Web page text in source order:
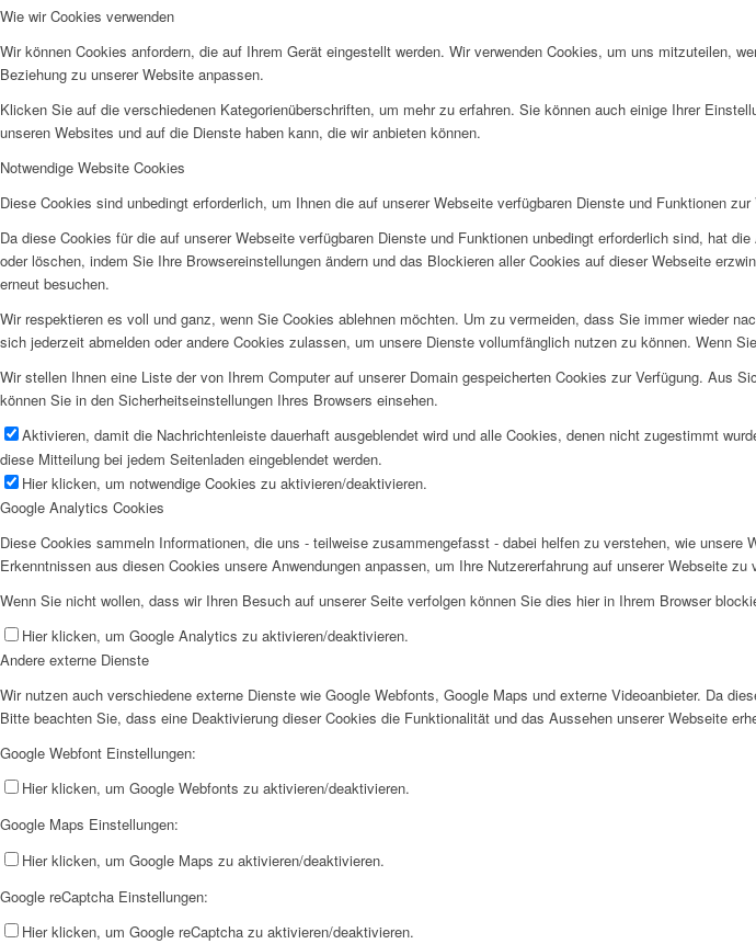
Wie wir Cookies verwenden
Wir können Cookies anfordern, die auf Ihrem Gerät eingestellt werden. Wir verwenden Cookies, um uns mitzuteilen,
Beziehung zu unserer Website anpassen.
Klicken Sie auf die verschiedenen Kategorienüberschriften, um mehr zu erfahren. Sie können auch einige Ihrer
unseren Websites und auf die Dienste haben kann, die wir anbieten können.
Notwendige Website Cookies
Diese Cookies sind unbedingt erforderlich, um Ihnen die auf unserer Webseite verfügbaren Dienste und Funktionen
Da diese Cookies für die auf unserer Webseite verfügbaren Dienste und Funktionen unbedingt erforderlich sind, hat
oder löschen, indem Sie Ihre Browsereinstellungen ändern und das Blockieren aller Cookies auf dieser Webseite
erneut besuchen.
Wir respektieren es voll und ganz, wenn Sie Cookies ablehnen möchten. Um zu vermeiden, dass Sie immer wieder
sich jederzeit abmelden oder andere Cookies zulassen, um unsere Dienste vollumfänglich nutzen zu können. Wenn
Wir stellen Ihnen eine Liste der von Ihrem Computer auf unserer Domain gespeicherten Cookies zur Verfügung. Aus
können Sie in den Sicherheitseinstellungen Ihres Browsers einsehen.
Aktivieren, damit die Nachrichtenleiste dauerhaft ausgeblendet wird und alle Cookies, denen nicht zugestimmt
diese Mitteilung bei jedem Seitenladen eingeblendet werden.
Hier klicken, um notwendige Cookies zu aktivieren/deaktivieren.
Google Analytics Cookies
Diese Cookies sammeln Informationen, die uns - teilweise zusammengefasst - dabei helfen zu verstehen, wie
Erkenntnissen aus diesen Cookies unsere Anwendungen anpassen, um Ihre Nutzererfahrung auf unserer Webseite zu
Wenn Sie nicht wollen, dass wir Ihren Besuch auf unserer Seite verfolgen können Sie dies hier in Ihrem Browser
Hier klicken, um Google Analytics zu aktivieren/deaktivieren.
Andere externe Dienste
Wir nutzen auch verschiedene externe Dienste wie Google Webfonts, Google Maps und externe Videoanbieter. Da
Bitte beachten Sie, dass eine Deaktivierung dieser Cookies die Funktionalität und das Aussehen unserer Webseite
Google Webfont Einstellungen:
Hier klicken, um Google Webfonts zu aktivieren/deaktivieren.
Google Maps Einstellungen:
Hier klicken, um Google Maps zu aktivieren/deaktivieren.
Google reCaptcha Einstellungen:
Hier klicken, um Google reCaptcha zu aktivieren/deaktivieren.